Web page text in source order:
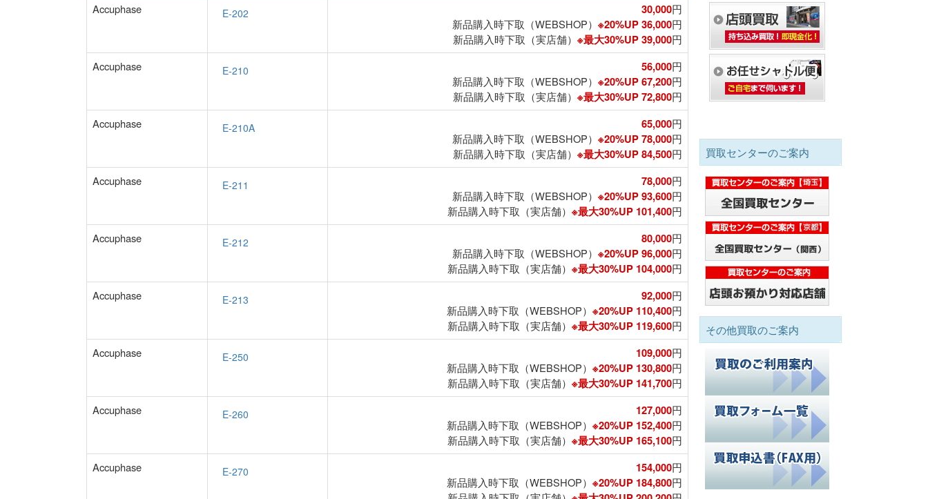
Accuphase 30,000円
新品購入時下取（WEBSHOP） ※20%UP 36,000円
新品購入時下取（実店舗） ※最大30%UP 39,000円
Accuphase
56,000円
新品購入時下取（WEBSHOP） ※20%UP 67,200円
新品購入時下取（実店舗） ※最大30%UP 72,800円
Accuphase
65,000円
新品購入時下取（WEBSHOP） ※20%UP 78,000円
新品購入時下取（実店舗） ※最大30%UP 84,500円
Accuphase
78,000円
新品購入時下取（WEBSHOP） ※20%UP 93,600円
新品購入時下取（実店舗） ※最大30%UP 101,400円
Accuphase
80,000円
新品購入時下取（WEBSHOP） ※20%UP 96,000円
新品購入時下取（実店舗） ※最大30%UP 104,000円
Accuphase
92,000円
新品購入時下取（WEBSHOP） ※20%UP 110,400円
新品購入時下取（実店舗） ※最大30%UP 119,600円
Accuphase
109,000円
新品購入時下取（WEBSHOP） ※20%UP 130,800円
新品購入時下取（実店舗） ※最大30%UP 141,700円
Accuphase
127,000円
新品購入時下取（WEBSHOP） ※20%UP 152,400円
新品購入時下取（実店舗） ※最大30%UP 165,100円
Accuphase
154,000円
新品購入時下取（WEBSHOP） ※20%UP 184,800円
買取センターのご案内
その他買取のご案内